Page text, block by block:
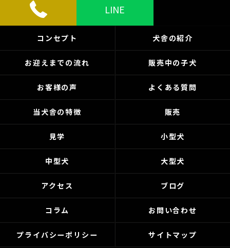
LINE
コンセプト 犬舎の紹介
お迎えまでの流れ 販売中の子犬
お客様の声 よくある質問
当犬舎の特徴 販売
見学 小型犬
中型犬 大型犬
アクセス ブログ
コラム お問い合わせ
プライバシーポリシー サイトマップ